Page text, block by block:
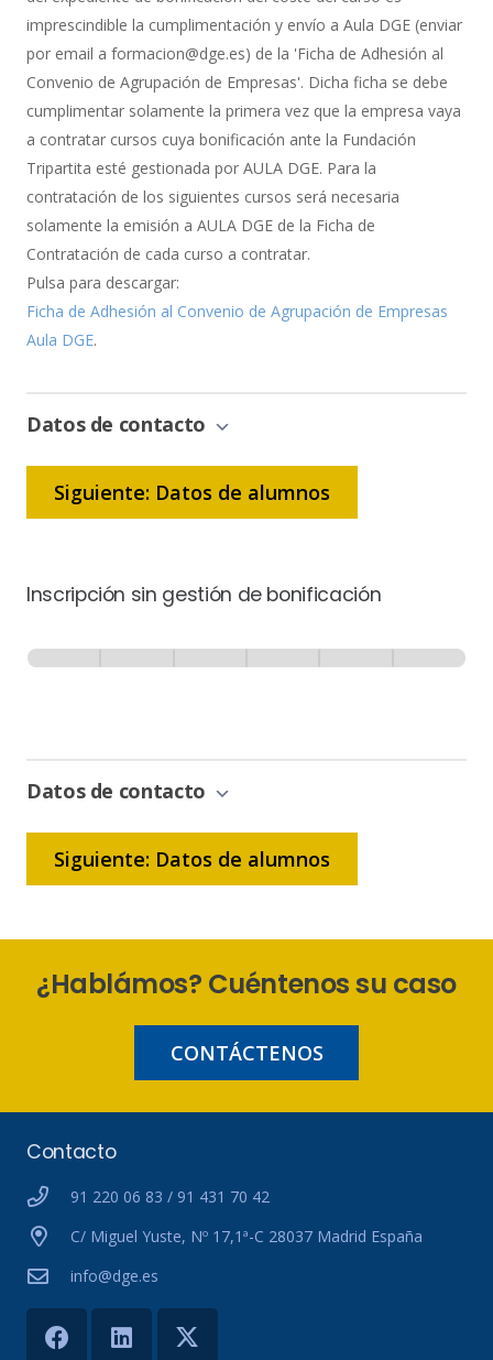
imprescindible la cumplimentación y envío a Aula DGE (enviar
por email a formacion@dge.es) de la 'Ficha de Adhesión al
Convenio de Agrupación de Empresas'. Dicha ficha se debe
cumplimentar solamente la primera vez que la empresa vaya
a contratar cursos cuya bonificación ante la Fundación
Tripartita esté gestionada por AULA DGE. Para la
contratación de los siguientes cursos será necesaria
solamente la emisión a AULA DGE de la Ficha de
Contratación de cada curso a contratar.
Pulsa para descargar:
Ficha de Adhesión al Convenio de Agrupación de Empresas
Aula DGE.
Datos de contacto
Siguiente: Datos de alumnos
Inscripción sin gestión de bonificación
-
Bonificación
Datos de contacto
Siguiente: Datos de alumnos
¿Hablámos? Cuéntenos su caso
CONTÁCTENOS
Contacto
91 220 06 83 / 91 431 70 42
C/ Miguel Yuste, Nº 17,1ª-C 28037 Madrid España
info@dge.es